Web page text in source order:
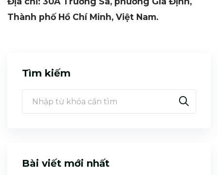
Thành phố Hồ Chí Minh, Việt Nam.
Tìm kiếm
Bài viết mới nhất